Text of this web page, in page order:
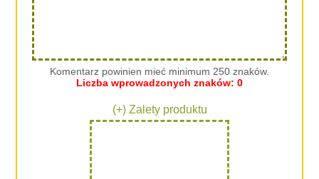
Komentarz powinien mieć minimum 250 znaków.
Liczba wprowadzonych znaków: 0
(+) Zalety produktu